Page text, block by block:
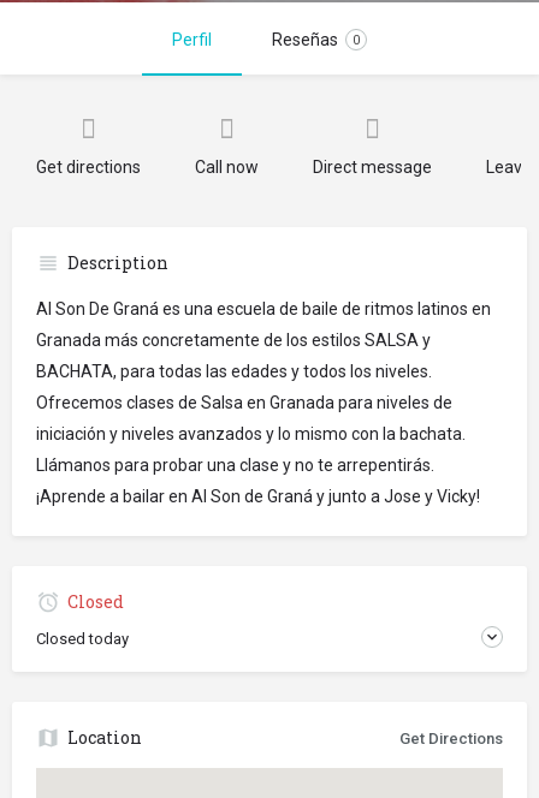
Perfil Reseñas 0
Get directions Call now Direct message
Description
Al Son De Graná es una escuela de baile de ritmos latinos en
Granada más concretamente de los estilos SALSA y
BACHATA, para todas las edades y todos los niveles.
Ofrecemos clases de Salsa en Granada para niveles de
iniciación y niveles avanzados y lo mismo con la bachata.
Llámanos para probar una clase y no te arrepentirás.
¡Aprende a bailar en Al Son de Graná y junto a Jose y Vicky!
Closed
Closed today
Location Get Directions